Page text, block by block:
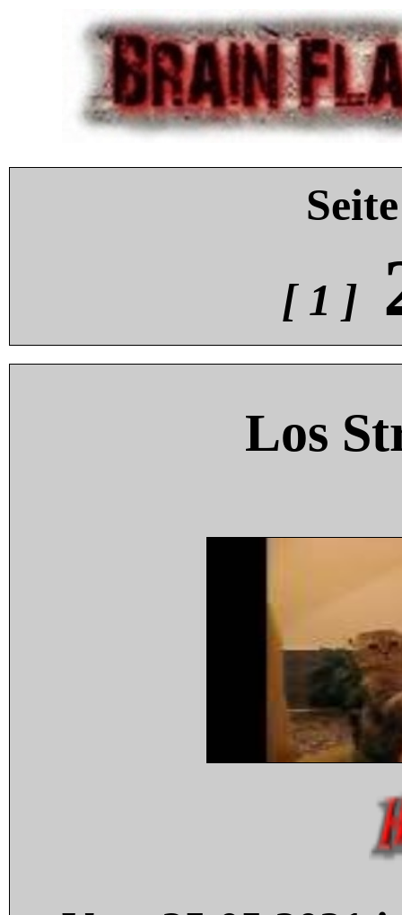
[ 1 ]
Los